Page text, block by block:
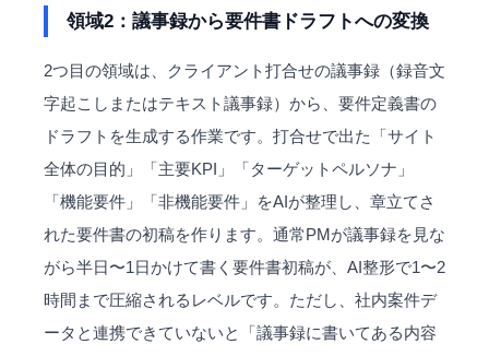
領域2：議事録から要件書ドラフトへの変換
2つ目の領域は、クライアント打合せの議事録（録音文
字起こしまたはテキスト議事録）から、要件定義書の
ドラフトを生成する作業です。打合せで出た「サイト
全体の目的」「主要KPI」「ターゲットペルソナ」
「機能要件」「非機能要件」をAIが整理し、章立てさ
れた要件書の初稿を作ります。通常PMが議事録を見な
がら半日〜1日かけて書く要件書初稿が、AI整形で1〜2
時間まで圧縮されるレベルです。ただし、社内案件デ
ータと連携できていないと「議事録に書いてある内容